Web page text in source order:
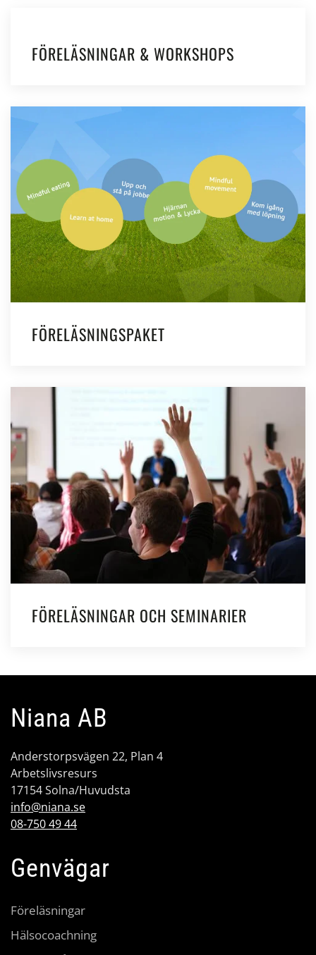
FÖRELÄSNINGAR & WORKSHOPS
FÖRELÄSNINGSPAKET
FÖRELÄSNINGAR OCH SEMINARIER
Niana AB
Anderstorpsvägen 22, Plan 4
Arbetslivsresurs
17154 Solna/Huvudsta
info@niana.se
08-750 49 44
Genvägar
Föreläsningar
Hälsocoachning